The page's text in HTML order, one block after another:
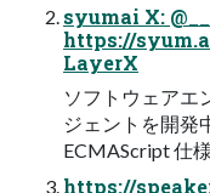
syumai X:
https://
LayerX
ソフトウェアエ
ジェントを開発
ECMAScript 仕
https://